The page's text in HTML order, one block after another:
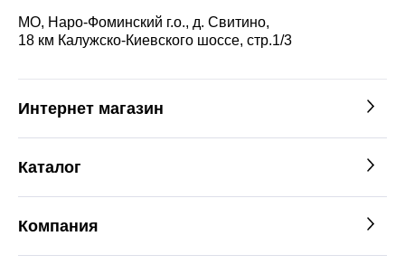
МО, Наро-Фоминский г.о., д. Свитино,
18 км Калужско-Киевского шоссе, стр.1/3
Интернет магазин
Каталог
Компания